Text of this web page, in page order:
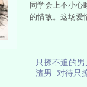
同学会上不小
的情敌。这场爱
只撩不追的
渣男 对待只